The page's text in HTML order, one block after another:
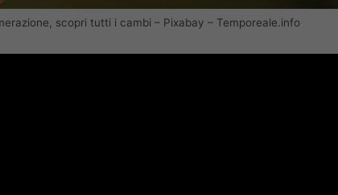
scopri tutti i cambi – Pixabay – Temporeale.info